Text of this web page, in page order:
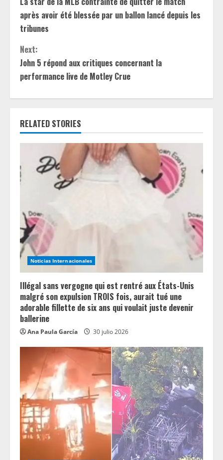
o
n
t
i
n
u
e
e
d
i
n
g
après avoir été blessée par un ballon lancé depuis les
tribunes
Next:
John 5 répond aux critiques concernant la
performance live de Motley Crue
RELATED STORIES
Noticias Internacionales
Illégal sans vergogne qui est rentré aux États-Unis
malgré son expulsion TROIS fois, aurait tué une
adorable fillette de six ans qui voulait juste devenir
ballerine
Ana Paula García 30 julio 2026